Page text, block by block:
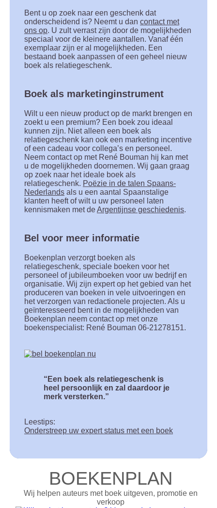
Bent u op zoek naar een geschenk dat
onderscheidend is? Neemt u dan contact met
ons op. U zult verrast zijn door de mogelijkheden
speciaal voor de kleinere aantallen. Vanaf één
exemplaar zijn er al mogelijkheden. Een
bestaand boek aanpassen of een geheel nieuw
boek als relatiegeschenk.
Boek als marketinginstrument
Wilt u een nieuw product op de markt brengen en
zoekt u een premium? Een boek zou ideaal
kunnen zijn. Niet alleen een boek als
relatiegeschenk kan ook een marketing incentive
of een cadeau voor collega’s en personeel.
Neem contact op met René Bouman hij kan met
u de mogelijkheden doornemen. Wij gaan graag
op zoek naar het ideale boek als
relatiegeschenk. Poëzie in de talen Spaans-
Nederlands als u een aantal Spaanstalige
klanten heeft of wilt u uw personeel laten
kennismaken met deArgentijnse geschiedenis.
Bel voor meer informatie
Boekenplan verzorgt boeken als
relatiegeschenk, speciale boeken voor het
personeel of jubileumboeken voor uw bedrijf en
organisatie. Wij zijn expert op het gebied van het
produceren van boeken in vele uitvoeringen en
het verzorgen van redactionele projecten. Als u
geïnteresseerd bent in de mogelijkheden van
Boekenplan neem contact op met onze
boekenspecialist: René Bouman 06-21278151.
Een boek als relatiegeschenk is
heel persoonlijk en zal daardoor je
merk versterken.
Leestips:
Onderstreep uw expert status met een boek
BOEKENPLAN
Wij helpen auteurs met boek uitgeven, promotie en
verkoop